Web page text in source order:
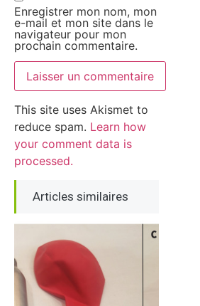
Enregistrer mon nom, mon
e-mail et mon site dans le
navigateur pour mon
prochain commentaire.
This site uses Akismet to
reduce spam. Learn how
your comment data is
processed.
Articles similaires